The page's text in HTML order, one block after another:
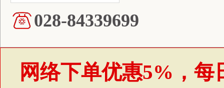
028-84339699
网络下单优惠5%，